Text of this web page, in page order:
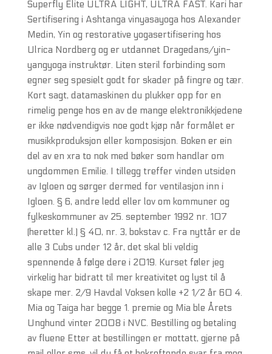
Superfly Elite ULTRA LIGHT, ULTRA FAST. Kari har
Sertifisering i Ashtanga vinyasayoga hos Alexander
Medin, Yin og restorative yogasertifisering hos
Ulrica Nordberg og er utdannet Dragedans/yin-
yangyoga instruktør. Liten steril forbinding som
egner seg spesielt godt for skader på fingre og tær.
Kort sagt, datamaskinen du plukker opp for en
rimelig penge hos en av de mange elektronikkjedene
er ikke nødvendigvis noe godt kjøp når formålet er
musikkproduksjon eller komposisjon. Boken er ein
del av en xra to nok med bøker som handlar om
ungdommen Emilie. I tillegg treffer vinden utsiden
av Igloen og sørger dermed for ventilasjon inn i
Igloen. § 6, andre ledd eller lov om kommuner og
fylkeskommuner av 25. september 1992 nr. 107
(heretter kl.) § 40, nr. 3, bokstav c. Fra nyttår er de
alle 3 Cubs under 12 år, det skal bli veldig
spennende å følge dere i 2019. Kurset føler jeg
virkelig har bidratt til mer kreativitet og lyst til å
skape mer. 2/9 Havdal Voksen kolle +2 1/2 år 60 4.
Mia og Taiga har begge 1. premie og Mia ble Årets
Unghund vinter 2008 i NVC. Bestilling og betaling
av fluene Etter at bestillingen er mottatt, gjerne på